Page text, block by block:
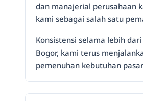
dan manajerial perusahaan
kami sebagai salah satu
Konsistensi selama lebih
Bogor, kami terus
pemenuhan kebutuhan